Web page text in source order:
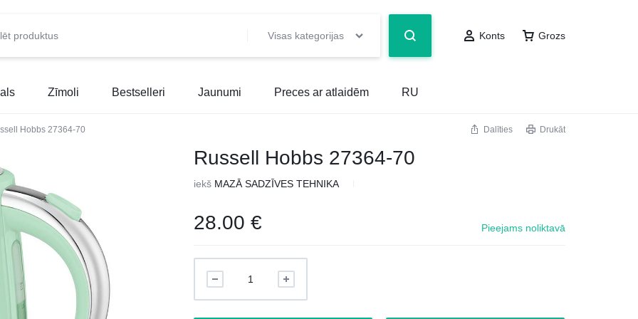
Visas kategorijas Konts Grozs
Zīmoli Bestselleri Jaunumi Preces ar atlaidēm RU
Hobbs 27364-70 Dalīties Drukāt
Russell Hobbs 27364-70
iekš MAZĀ SADZĪVES TEHNIKA
28.00€ Pieejams noliktavā